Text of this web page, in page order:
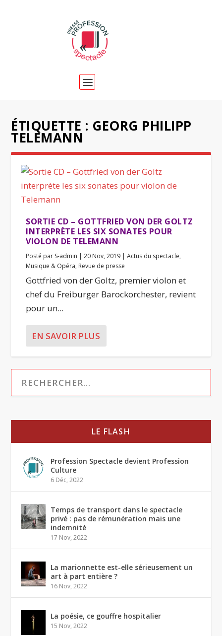
ÉTIQUETTE : GEORG PHILIPP
TELEMANN
SORTIE CD – GOTTFRIED VON DER GOLTZ
INTERPRÈTE LES SIX SONATES POUR
VIOLON DE TELEMANN
Posté par S-admin |20 Nov, 2019 |Actus du spectacle,
Musique & Opéra, Revue de presse
Gottfried von der Goltz, premier violon et
chef du Freiburger Barockorchester, revient
pour un...
EN SAVOIR PLUS
LE FLASH
Profession Spectacle devient Profession
Culture
6 Déc, 2022
Temps de transport dans le spectacle
privé : pas de rémunération mais une
indemnité
17 Nov, 2022
La marionnette est-elle sérieusement un
art à part entière ?
16 Nov, 2022
La poésie, ce gouffre hospitalier
15 Nov, 2022